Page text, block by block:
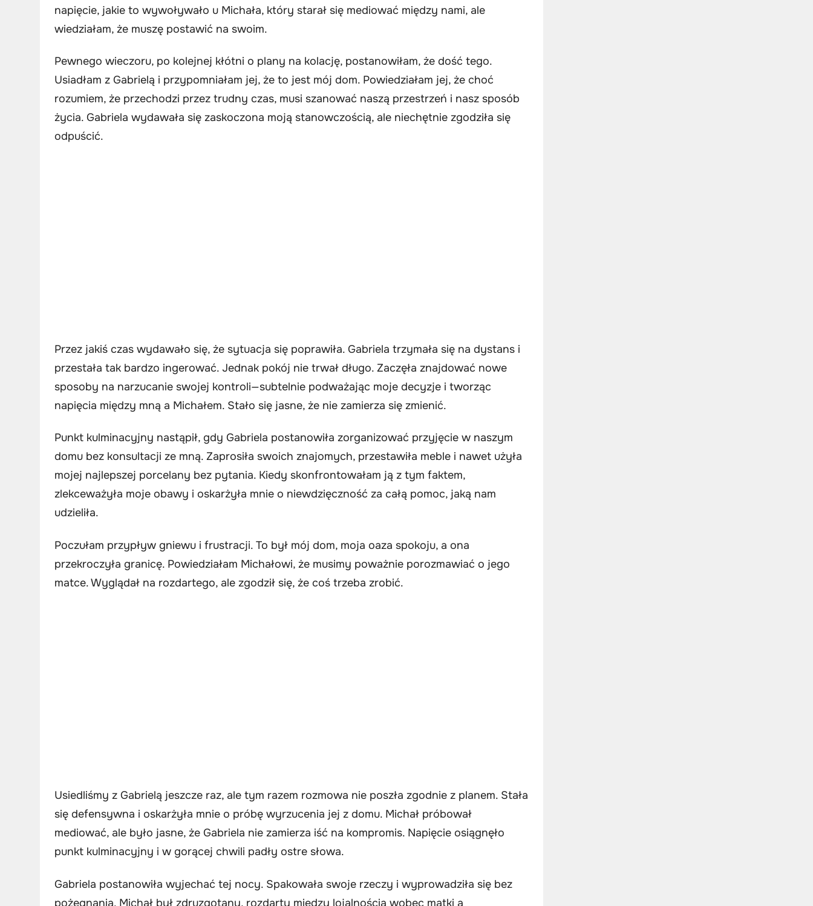
napięcie, jakie to wywoływało u Michała, który starał się mediować między nami, ale
wiedziałam, że muszę postawić na swoim.
Pewnego wieczoru, po kolejnej kłótni o plany na kolację, postanowiłam, że dość tego.
Usiadłam z Gabrielą i przypomniałam jej, że to jest mój dom. Powiedziałam jej, że choć
rozumiem, że przechodzi przez trudny czas, musi szanować naszą przestrzeń i nasz sposób
życia. Gabriela wydawała się zaskoczona moją stanowczością, ale niechętnie zgodziła się
odpuścić.
Przez jakiś czas wydawało się, że sytuacja się poprawiła. Gabriela trzymała się na dystans i
przestała tak bardzo ingerować. Jednak pokój nie trwał długo. Zaczęła znajdować nowe
sposoby na narzucanie swojej kontroli—subtelnie podważając moje decyzje i tworząc
napięcia między mną a Michałem. Stało się jasne, że nie zamierza się zmienić.
Punkt kulminacyjny nastąpił, gdy Gabriela postanowiła zorganizować przyjęcie w naszym
domu bez konsultacji ze mną. Zaprosiła swoich znajomych, przestawiła meble i nawet użyła
mojej najlepszej porcelany bez pytania. Kiedy skonfrontowałam ją z tym faktem,
zlekceważyła moje obawy i oskarżyła mnie o niewdzięczność za całą pomoc, jaką nam
udzieliła.
Poczułam przypływ gniewu i frustracji. To był mój dom, moja oaza spokoju, a ona
przekroczyła granicę. Powiedziałam Michałowi, że musimy poważnie porozmawiać o jego
matce. Wyglądał na rozdartego, ale zgodził się, że coś trzeba zrobić.
Usiedliśmy z Gabrielą jeszcze raz, ale tym razem rozmowa nie poszła zgodnie z planem. Stała
się defensywna i oskarżyła mnie o próbę wyrzucenia jej z domu. Michał próbował
mediować, ale było jasne, że Gabriela nie zamierza iść na kompromis. Napięcie osiągnęło
punkt kulminacyjny i w gorącej chwili padły ostre słowa.
Gabriela postanowiła wyjechać tej nocy. Spakowała swoje rzeczy i wyprowadziła się bez
pożegnania. Michał był zdruzgotany, rozdarty między lojalnością wobec matki a